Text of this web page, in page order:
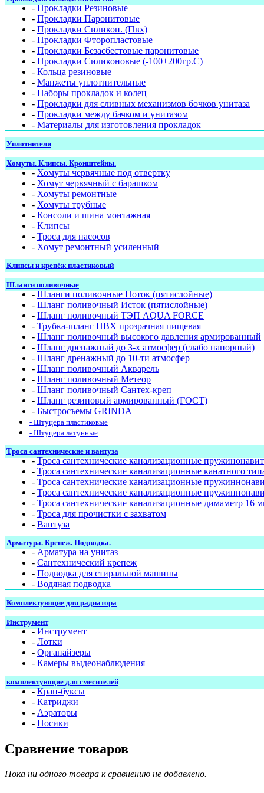
-Прокладки Резиновые
- Прокладки Паронитовые
- Прокладки Силикон. (Пвх)
- Прокладки Фторопластовые
- Прокладки Безасбестовые паронитовые
- Прокладки Силиконовые (-100+200гр.С)
- Кольца резиновые
- Манжеты уплотнительные
- Наборы прокладок и колец
- Прокладки для сливных механизмов бочков унитаза
- Прокладки между бачком и унитазом
- Материалы для изготовления прокладок
Уплотнители
Хомуты. Клипсы. Кронштейны.
-Хомуты червячные под отвертку
- Хомут червячный с барашком
- Хомуты ремонтные
- Хомуты трубные
- Консоли и шина монтажная
- Клипсы
- Троса для насосов
- Хомут ремонтный усиленный
Клипсы и крепёж пластиковый
Шланги поливочные
-Шланги поливочные Поток (пятислойные)
- Шланг поливочный Исток (пятислойные)
- Шланг поливочный ТЭП AQUA FORCE
- Трубка-шланг ПВХ прозрачная пищевая
- Шланг поливочный высокого давления армированный
- Шланг дренажный до 3-х атмосфер (слабо напорный)
- Шланг дренажный до 10-ти атмосфер
- Шланг поливочный Акварель
- Шланг поливочный Метеор
- Шланг поливочный Сантех-креп
- Шланг резиновый армированный (ГОСТ)
- Быстросъемы GRINDA
- Штуцера пластиковые
- Штуцера латунные
Троса сантехнические и вантуза
-Троса сантехнические канализационные
- Троса сантехнические канализационные канатного
- Троса сантехнические канализационные
- Троса сантехнические канализационные
- Троса сантехнические канализационные димаметр 16
- Троса для прочистки с захватом
- Вантуза
Арматура. Крепеж. Подводка.
-Арматура на унитаз
- Сантехнический крепеж
- Подводка для стиральной машины
- Водяная подводка
Комплектующие для радиатора
Инструмент
-Инструмент
- Лотки
- Органайзеры
- Камеры выдеонаблюдения
комплектующие для смесителей
-Кран-буксы
- Катриджи
- Аэраторы
- Носики
Сравнение товаров
Пока ни одного товара к сравнению не добавлено.